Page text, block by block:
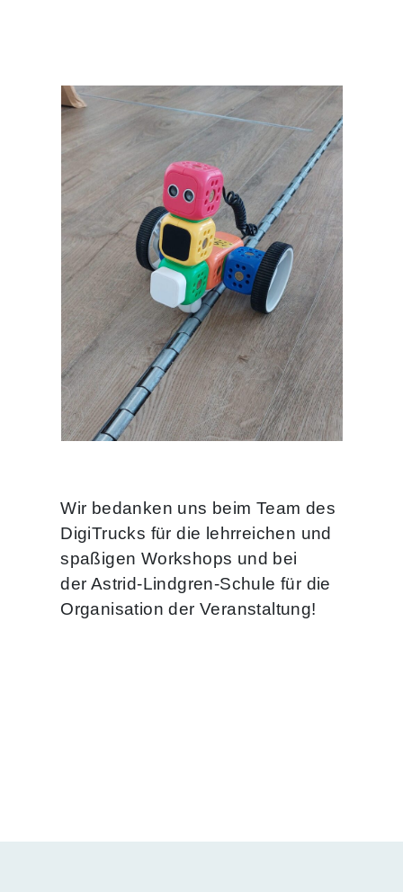
Wir bedanken uns beim Team des
DigiTrucks für die lehrreichen und
spaßigen Workshops und bei
der Astrid-Lindgren-Schule für die
Organisation der Veranstaltung!